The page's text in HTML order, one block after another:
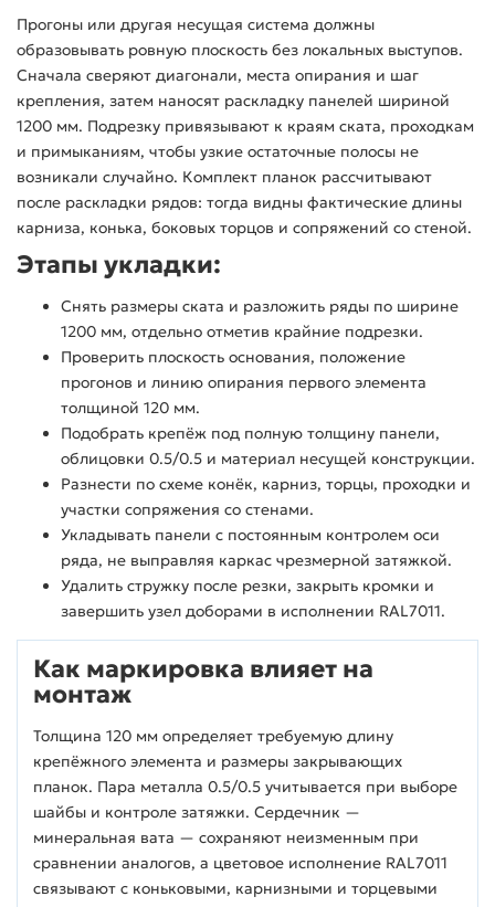
Прогоны или другая несущая система должны
образовывать ровную плоскость без локальных выступов.
Сначала сверяют диагонали, места опирания и шаг
крепления, затем наносят раскладку панелей шириной
1200 мм. Подрезку привязывают к краям ската, проходкам
и примыканиям, чтобы узкие остаточные полосы не
возникали случайно. Комплект планок рассчитывают
после раскладки рядов: тогда видны фактические длины
карниза, конька, боковых торцов и сопряжений со стеной.
Этапы укладки:
Снять размеры ската и разложить ряды по ширине
1200 мм, отдельно отметив крайние подрезки.
Проверить плоскость основания, положение
прогонов и линию опирания первого элемента
толщиной 120 мм.
Подобрать крепёж под полную толщину панели,
облицовки 0.5/0.5 и материал несущей конструкции.
Разнести по схеме конёк, карниз, торцы, проходки и
участки сопряжения со стенами.
Укладывать панели с постоянным контролем оси
ряда, не выправляя каркас чрезмерной затяжкой.
Удалить стружку после резки, закрыть кромки и
завершить узел доборами в исполнении RAL7011.
Как маркировка влияет на
монтаж
Толщина 120 мм определяет требуемую длину
крепёжного элемента и размеры закрывающих
планок. Пара металла 0.5/0.5 учитывается при выборе
шайбы и контроле затяжки. Сердечник —
минеральная вата — сохраняют неизменным при
сравнении аналогов, а цветовое исполнение RAL7011
связывают с коньковыми, карнизными и торцевыми